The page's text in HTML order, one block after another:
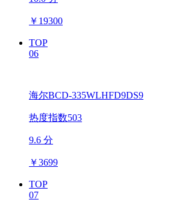
￥ 19300
TOP
06
海尔BCD-335WLHFD9DS9
热度指数503
9.6 分
￥3699
TOP
07